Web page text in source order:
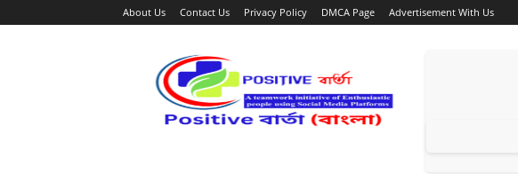
About Us Contact Us Privacy Policy DMCA Page Advertisement With Us
বার্তা
(বাংলা)